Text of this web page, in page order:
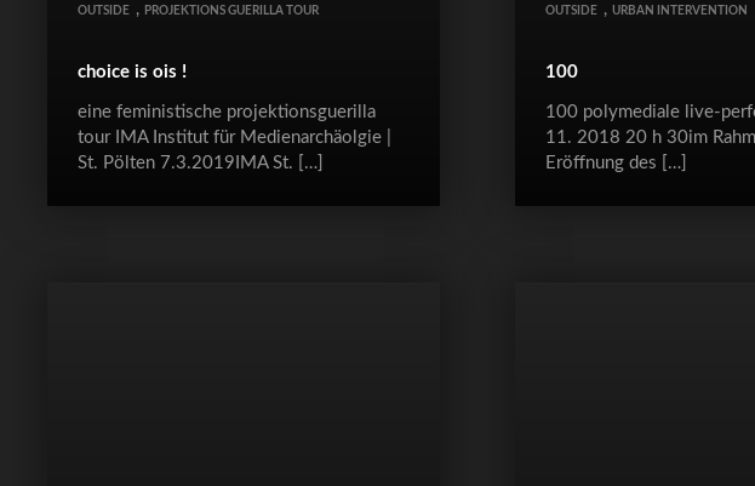
OUTSIDE , PROJEKTIONS GUERILLA TOUR
choice is ois !
eine feministische projektionsguerilla
tour IMA Institut für Medienarchäolgie |
St. Pölten 7.3.2019IMA St. […]
OUTSIDE , URBAN INTERVENTION
100
100 polymediale live-
11. 2018 20 h 30im
Eröffnung des […]